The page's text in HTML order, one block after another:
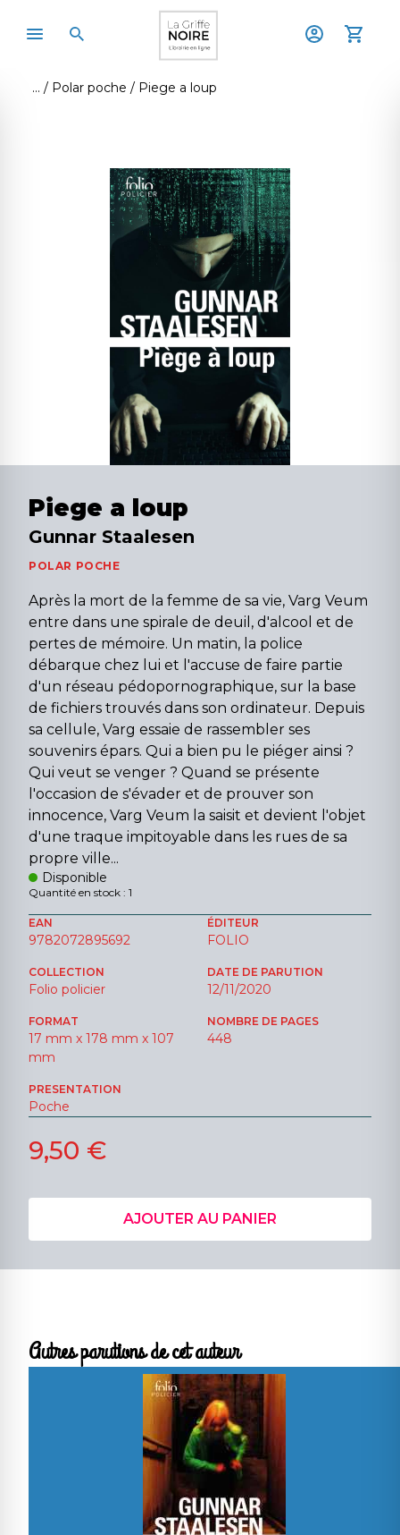
Polar poche Piege a loup
Piege a loup
Gunnar Staalesen
POLAR POCHE
Après la mort de la femme de sa vie, Varg Veum
entre dans une spirale de deuil, d'alcool et de
pertes de mémoire. Un matin, la police
débarque chez lui et l'accuse de faire partie
d'un réseau pédopornographique, sur la base
de fichiers trouvés dans son ordinateur. Depuis
sa cellule, Varg essaie de rassembler ses
souvenirs épars. Qui a bien pu le piéger ainsi ?
Qui veut se venger ? Quand se présente
l'occasion de s'évader et de prouver son
innocence, Varg Veum la saisit et devient l'objet
d'une traque impitoyable dans les rues de sa
propre ville...
Disponible
Quantité en stock : 1
EAN
9782072895692
ÉDITEUR
FOLIO
COLLECTION
Folio policier
DATE DE PARUTION
12/11/2020
FORMAT
17 mm x 178 mm x 107
mm
NOMBRE DE PAGES
448
PRESENTATION
Poche
9,50 €
AJOUTER AU PANIER
Autres parutions de cet auteur